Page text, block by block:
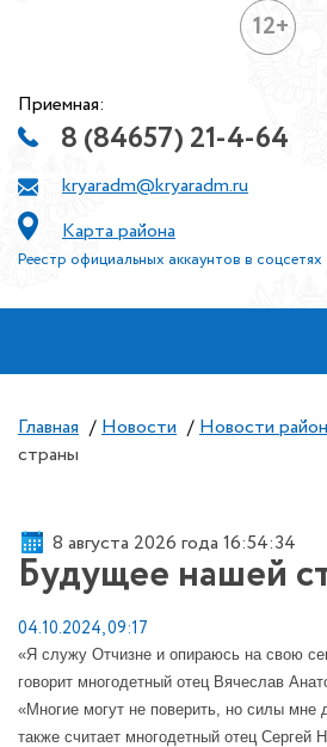
12+
Приемная:
8 (84657) 21-4-64
kryaradm@kryaradm.ru
Карта района
Реестр официальных аккаунтов в соцсетях
Главная / Новости / Новости
страны
8 августа 2026 года 16:54:35
Будущее нашей
04.10.2024, 09:17
«Я служу Отчизне и опираюсь на свою
говорит многодетный отец Вячеслав
«Многие могут не поверить, но силы
также считает многодетный отец Сергей